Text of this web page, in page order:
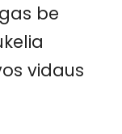
be
vidaus